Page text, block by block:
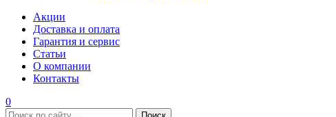
Акции
Доставка и оплата
Гарантия и сервис
Статьи
О компании
Контакты
0